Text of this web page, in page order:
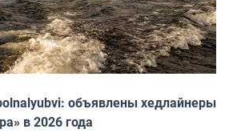
объявлены хедлайнеры
в 2026 года